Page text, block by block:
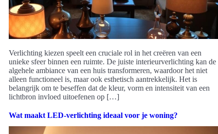
Verlichting kiezen speelt een cruciale rol in het creëren van een
unieke sfeer binnen een ruimte. De juiste interieurverlichting kan de
algehele ambiance van een huis transformeren, waardoor het niet
alleen functioneel is, maar ook esthetisch aantrekkelijk. Het is
belangrijk om te beseffen dat de kleur, vorm en intensiteit van een
lichtbron invloed uitoefenen op […]
Wat maakt LED-verlichting ideaal voor je woning?